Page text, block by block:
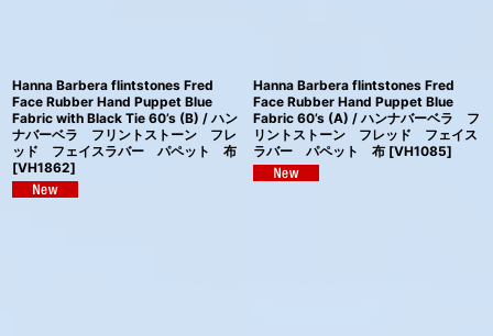
Hanna Barbera flintstones Fred
Face Rubber Hand Puppet Blue
Fabric with Black Tie 60’s (B) / ハン
ナバーベラ フリントストーン フレ
ッド フェイスラバー パペット 布
[VH1862]
Hanna Barbera flintstones Fred
Face Rubber Hand Puppet Blue
Fabric 60’s (A) / ハンナバーベラ フ
リントストーン フレッド フェイス
ラバー パペット 布 [VH1085]